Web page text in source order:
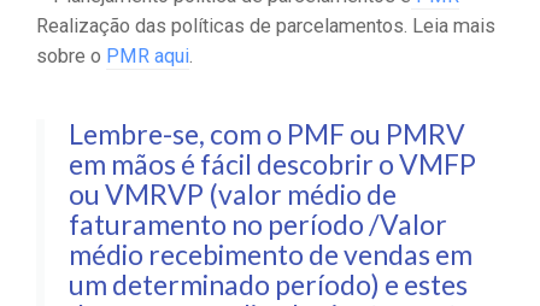
Realização das políticas de parcelamentos. Leia mais
sobre o PMR aqui.
Lembre-se, com o PMF ou PMRV
em mãos é fácil descobrir o VMFP
ou VMRVP (valor médio de
faturamento no período /Valor
médio recebimento de vendas em
um determinado período) e estes